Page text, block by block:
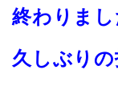
終わりま
久しぶり